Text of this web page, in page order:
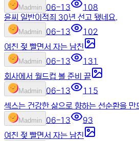
Madmin 06-13
108
윤씨 일반이적죄 30년 선고 됐네요.
Madmin 06-13
102
여친 젖 빨면서 자는 남친
Madmin 06-13
131
회사에서 월드컵 볼 준비 끝
Madmin 06-13
115
섹스는 건강한 삶으로 향하는 선순환을
Madmin 06-13
93
여친 젖 빨면서 자는 남친